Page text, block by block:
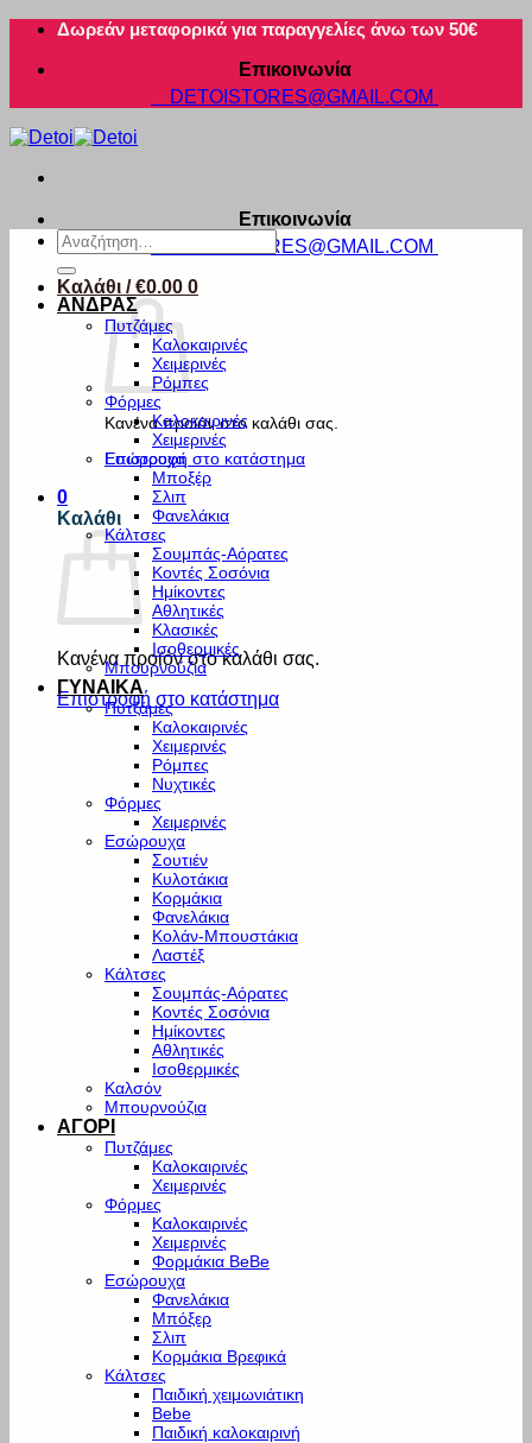
Μετάβαση
περιεχόμενο
Δωρεάν μεταφορικά για παραγγελίες άνω των 50€
Επικοινωνία
DETOISTORES@GMAIL.COM
Επικοινωνία
DETOISTORES@GMAIL.COM
Καλάθι /€0.00 0
Κανένα προϊόν στο καλάθι σας.
Επιστροφή στο κατάστημα
0
Καλάθι
Κανένα προϊόν στο καλάθι σας.
Επιστροφή στο κατάστημα
Αναζήτηση
για:
ΑΝΔΡΑΣ
Πυτζάμες
Καλοκαιρινές
Χειμερινές
Ρόμπες
Φόρμες
Καλοκαιρινές
Χειμερινές
Εσώρουχα
Μποξέρ
Σλιπ
Φανελάκια
Κάλτσες
Σουμπάς-Αόρατες
Κοντές Σοσόνια
Ημίκοντες
Αθλητικές
Κλασικές
Ισοθερμικές
Μπουρνούζια
ΓΥΝΑΙΚΑ
Πυτζάμες
Καλοκαιρινές
Χειμερινές
Ρόμπες
Νυχτικές
Φόρμες
Χειμερινές
Εσώρουχα
Σουτιέν
Κυλοτάκια
Κορμάκια
Φανελάκια
Κολάν-Μπουστάκια
Λαστέξ
Κάλτσες
Σουμπάς-Αόρατες
Κοντές Σοσόνια
Ημίκοντες
Αθλητικές
Ισοθερμικές
Καλσόν
Μπουρνούζια
ΑΓΟΡΙ
Πυτζάμες
Καλοκαιρινές
Χειμερινές
Φόρμες
Καλοκαιρινές
Χειμερινές
Φορμάκια BeBe
Εσώρουχα
Φανελάκια
Μπόξερ
Σλιπ
Κορμάκια Βρεφικά
Κάλτσες
Παιδική χειμωνιάτικη
Bebe
Παιδική καλοκαιρινή